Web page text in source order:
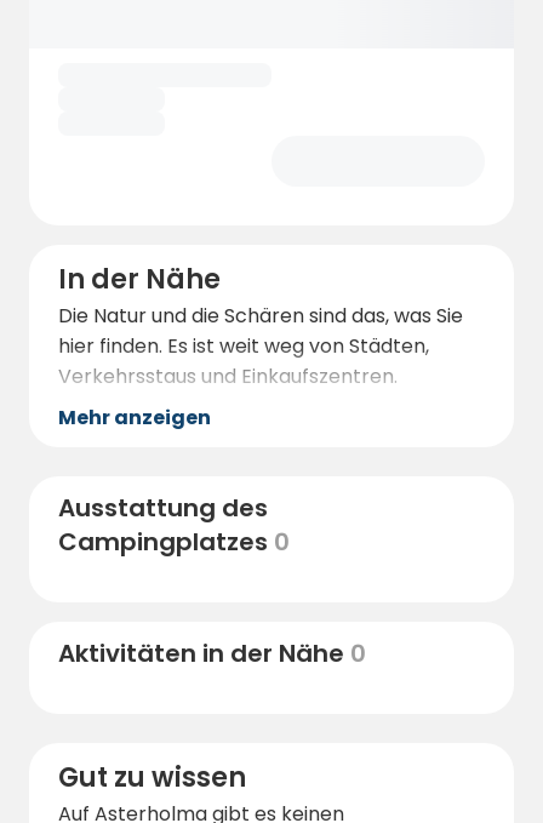
In der Nähe
Die Natur und die Schären sind das, was Sie
hier finden. Es ist weit weg von Städten,
Verkehrsstaus und Einkaufszentren.
Mehr anzeigen
Ausstattung des
Campingplatzes 0
Aktivitäten in der Nähe 0
Gut zu wissen
Auf Asterholma gibt es keinen